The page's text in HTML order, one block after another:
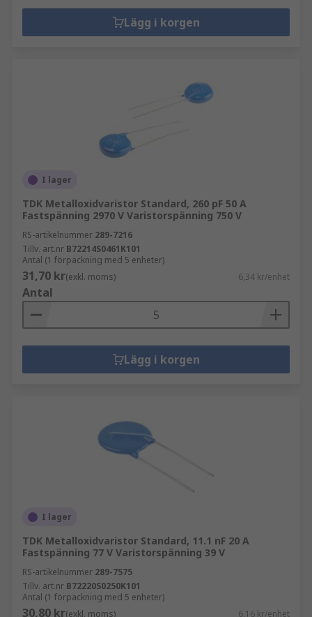
Lägg i korgen
I lager
TDK Metalloxidvaristor Standard, 260 pF 50 A
Fastspänning 2970 V Varistorspänning 750 V
RS-artikelnummer 289-7216
Tillv. art.nr B72214S0461K101
Antal (1 förpackning med 5 enheter)
31,70 kr(exkl. moms) 6,34 kr/enhet
Antal
Lägg i korgen
I lager
TDK Metalloxidvaristor Standard, 11.1 nF 20 A
Fastspänning 77 V Varistorspänning 39 V
RS-artikelnummer 289-7575
Tillv. art.nr B72220S0250K101
Antal (1 förpackning med 5 enheter)
30,80 kr(exkl. moms) 6,16 kr/enhet